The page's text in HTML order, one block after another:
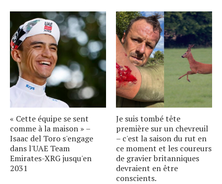
« Cette équipe se sent
comme à la maison » –
Isaac del Toro s'engage
dans l'UAE Team
Emirates-XRG jusqu'en
2031
Je suis tombé tête
première sur un chevreuil
– c'est la saison du rut en
ce moment et les coureurs
de gravier britanniques
devraient en être
conscients.